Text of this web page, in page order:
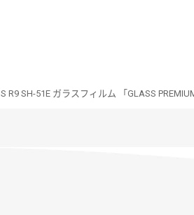
R9 SH-51E ガラスフィルム 「GLASS